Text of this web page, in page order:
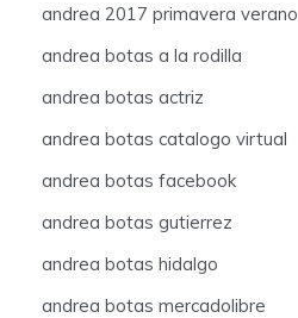
andrea 2017 primavera verano
andrea botas a la rodilla
andrea botas actriz
andrea botas catalogo virtual
andrea botas facebook
andrea botas gutierrez
andrea botas hidalgo
andrea botas mercadolibre